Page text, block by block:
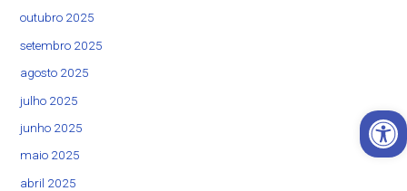
outubro 2025
setembro 2025
agosto 2025
julho 2025
junho 2025
maio 2025
abril 2025